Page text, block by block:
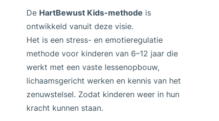
De HartBewust Kids-methode is
ontwikkeld vanuit deze visie.
Het is een stress- en emotieregulatie
methode voor kinderen van 6–12 jaar die
werkt met een vaste lessenopbouw,
lichaamsgericht werken en kennis van het
zenuwstelsel. Zodat kinderen weer in hun
kracht kunnen staan.